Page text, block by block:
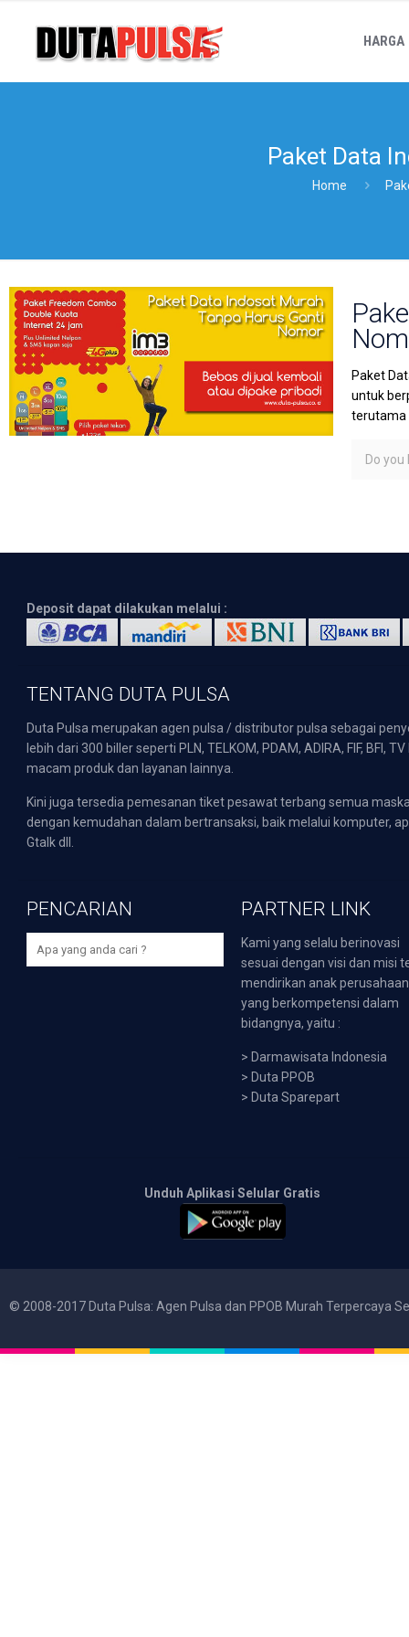
HARGA
Paket Data
Home
Paket
untuk
terutama
Do you
Deposit dapat dilakukan melalui :
TENTANG DUTA PULSA
Duta Pulsa merupakan agen pulsa / distributor pulsa sebagai
lebih dari 300 biller seperti PLN, TELKOM, PDAM, ADIRA, FIF,
macam produk dan layanan lainnya.
Kini juga tersedia pemesanan tiket pesawat terbang semua
dengan kemudahan dalam bertransaksi, baik melalui komputer,
Gtalk dll.
PENCARIAN PARTNER LINK
Kami yang selalu berinovasi
sesuai dengan visi dan misi
mendirikan anak perusahaan
yang berkompetensi dalam
bidangnya, yaitu :
> Darmawisata Indonesia
> Duta PPOB
> Duta Sparepart
Unduh Aplikasi Selular Gratis
© 2008-2017 Duta Pulsa: Agen Pulsa dan PPOB Murah Terpercaya